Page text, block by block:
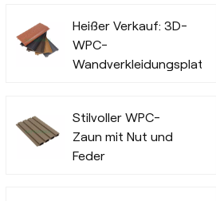
Verbundmaterial
Heißer Verkauf: 3D-
WPC-
Wandverkleidungsplatten
Büros
Stilvoller WPC-
Zaun mit Nut und
Feder